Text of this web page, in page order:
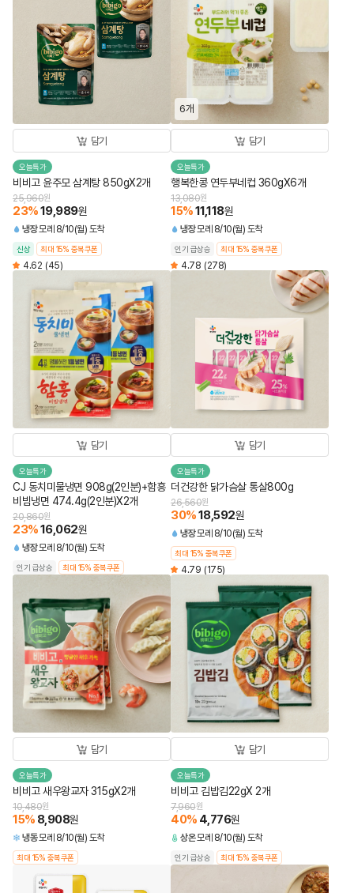
담기
오늘특가
비비고 윤주모 삼계탕 850gX2개
25,960원
23%19,989원
냉장모레 8/10(월) 도착
신상 최대 15% 중복쿠폰
4.62 (45)
6개
담기
오늘특가
행복한콩 연두부네컵 360gX6개
13,080원
15%11,118원
냉장모레 8/10(월) 도착
인기 급상승 최대 15% 중복쿠폰
4.78 (278)
담기
오늘특가
CJ 동치미물냉면 908g(2인분)+함흥
비빔냉면 474.4g(2인분)X2개
20,860원
23%16,062원
냉장모레 8/10(월) 도착
인기 급상승 최대 15% 중복쿠폰
담기
오늘특가
더건강한 닭가슴살 통살800g
26,560원
30%18,592원
냉장모레 8/10(월) 도착
최대 15% 중복쿠폰
4.79 (175)
담기
오늘특가
비비고 새우왕교자 315gX2개
10,480원
15% 8,908원
냉동모레 8/10(월) 도착
최대 15% 중복쿠폰
담기
오늘특가
비비고 김밥김22gX 2개
7,960원
40% 4,776원
상온모레 8/10(월) 도착
인기 급상승 최대 15% 중복쿠폰